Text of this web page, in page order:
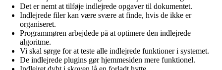
Det er nemt at tilføje indlejrede opgaver til dokumentet.
Indlejrede filer kan være svære at finde, hvis de ikke er
organiseret.
Programmøren arbejdede på at optimere den indlejrede
algoritme.
Vi skal sørge for at teste alle indlejrede funktioner i systemet.
De indlejrede plugins gør hjemmesiden mere funktionel.